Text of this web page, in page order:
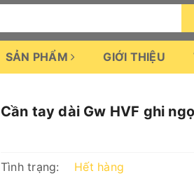
SẢN PHẨM GIỚI THIỆU
Cần tay dài Gw HVF ghi
Tình trạng:
Hết hàng